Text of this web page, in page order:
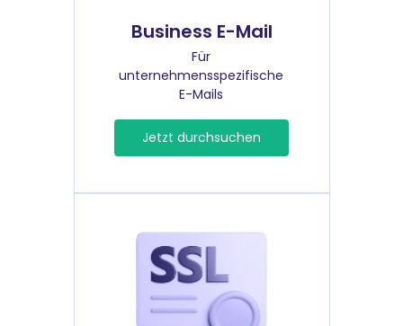
Business E-Mail
Für
unternehmensspezifische
E-Mails
Jetzt durchsuchen